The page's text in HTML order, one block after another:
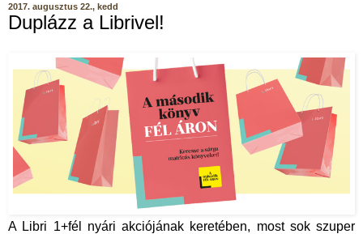
2017. augusztus 22., kedd
Duplázz a Librivel!
A Libri 1+fél nyári akciójának keretében, most sok szuper